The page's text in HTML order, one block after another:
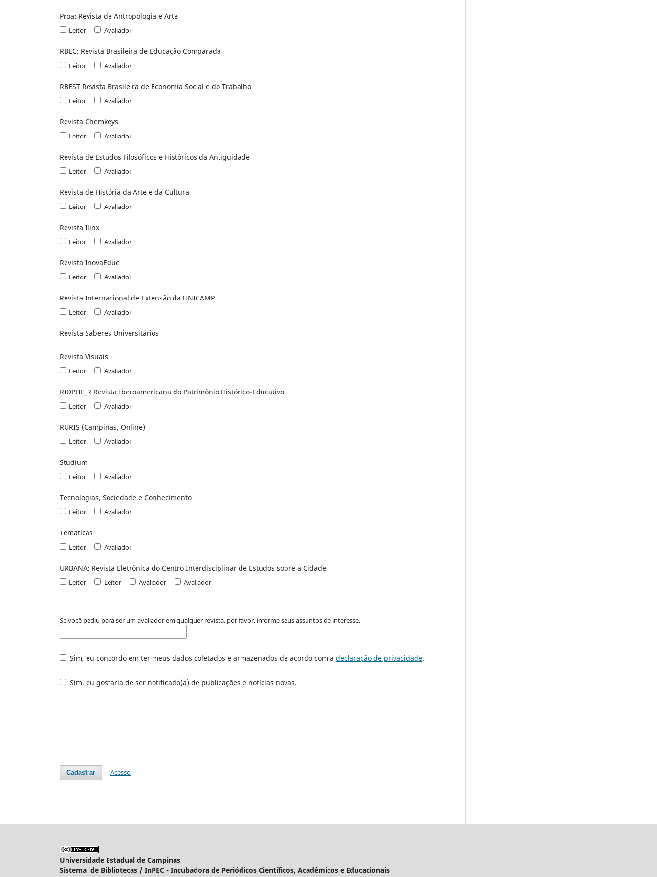
Proa: Revista de Antropologia e Arte
Leitor Avaliador
RBEC: Revista Brasileira de Educação Comparada
Leitor Avaliador
RBEST Revista Brasileira de Economia Social e do Trabalho
Leitor Avaliador
Revista Chemkeys
Leitor Avaliador
Revista de Estudos Filosóficos e Históricos da Antiguidade
Leitor Avaliador
Revista de História da Arte e da Cultura
Leitor Avaliador
Revista Ilinx
Leitor Avaliador
Revista InovaEduc
Leitor Avaliador
Revista Internacional de Extensão da UNICAMP
Leitor Avaliador
Revista Saberes Universitários
Revista Visuais
Leitor Avaliador
RIDPHE_R Revista Iberoamericana do Patrimônio Histórico-Educativo
Leitor Avaliador
RURIS (Campinas, Online)
Leitor Avaliador
Studium
Leitor Avaliador
Tecnologias, Sociedade e Conhecimento
Leitor Avaliador
Tematicas
Leitor Avaliador
URBANA: Revista Eletrônica do Centro Interdisciplinar de Estudos sobre a Cidade
Leitor Leitor Avaliador Avaliador
Se você pediu para ser um avaliador em qualquer revista, por favor, informe seus assuntos de interesse.
Sim, eu concordo em ter meus dados coletados e armazenados de acordo com a declaração de privacidade.
Sim, eu gostaria de ser notificado(a) de publicações e notícias novas.
Cadastrar Acesso
Universidade Estadual de Campinas
Sistema de Bibliotecas / InPEC - Incubadora de Periódicos Científicos, Acadêmicos e Educacionais